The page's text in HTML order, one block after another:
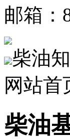
邮箱：
柴油
网站首
柴油